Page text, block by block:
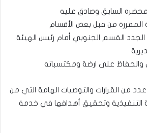
السابق وصادق عليه
من قبل بعض الأقسام
الجدد القسم الجنوبي أمام رئيس الهيئة
والحفاظ على ارضة ومكتسباته
عدد من القرارات والتوصيات الهامة التي من
التنفيذية وتحقيق أهدافها في خدمة